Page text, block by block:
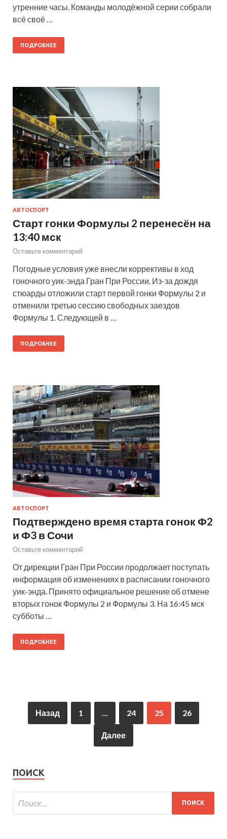
утренние часы. Команды молодёжной серии собрали
всё своё …
ПОДРОБНЕЕ
АВТОСПОРТ
Старт гонки Формулы 2 перенесён на
13:40 мск
Оставьте комментарий
Погодные условия уже внесли коррективы в ход
гоночного уик-энда Гран При России. Из-за дождя
стюарды отложили старт первой гонки Формулы 2 и
отменили третью сессию свободных заездов
Формулы 1. Следующей в …
ПОДРОБНЕЕ
АВТОСПОРТ
Подтверждено время старта гонок Ф2
и Ф3 в Сочи
Оставьте комментарий
От дирекции Гран При России продолжает поступать
информация об изменениях в расписании гоночного
уик-энда. Принято официальное решение об отмене
вторых гонок Формулы 2 и Формулы 3. На 16:45 мск
субботы …
ПОДРОБНЕЕ
Назад 1 24 25 26
Далее
ПОИСК